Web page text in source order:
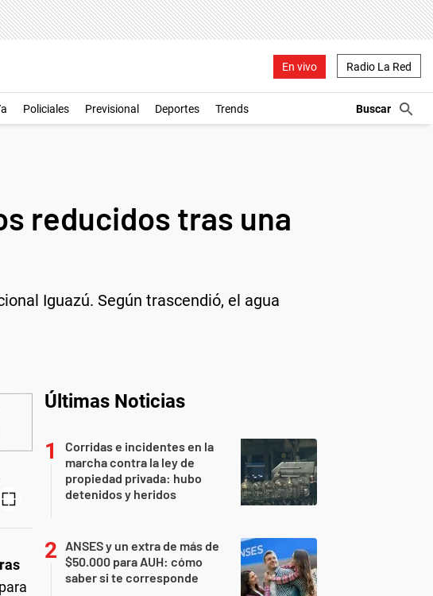
En vivo Radio La Red
Policiales Previsional Deportes Trends
reducidos tras una
Iguazú. Según trascendió, el agua
Últimas Noticias
Corridas e incidentes en la
marcha contra la ley de
propiedad privada: hubo
detenidos y heridos
ANSES y un extra de más de
$50.000 para AUH: cómo
saber si te corresponde